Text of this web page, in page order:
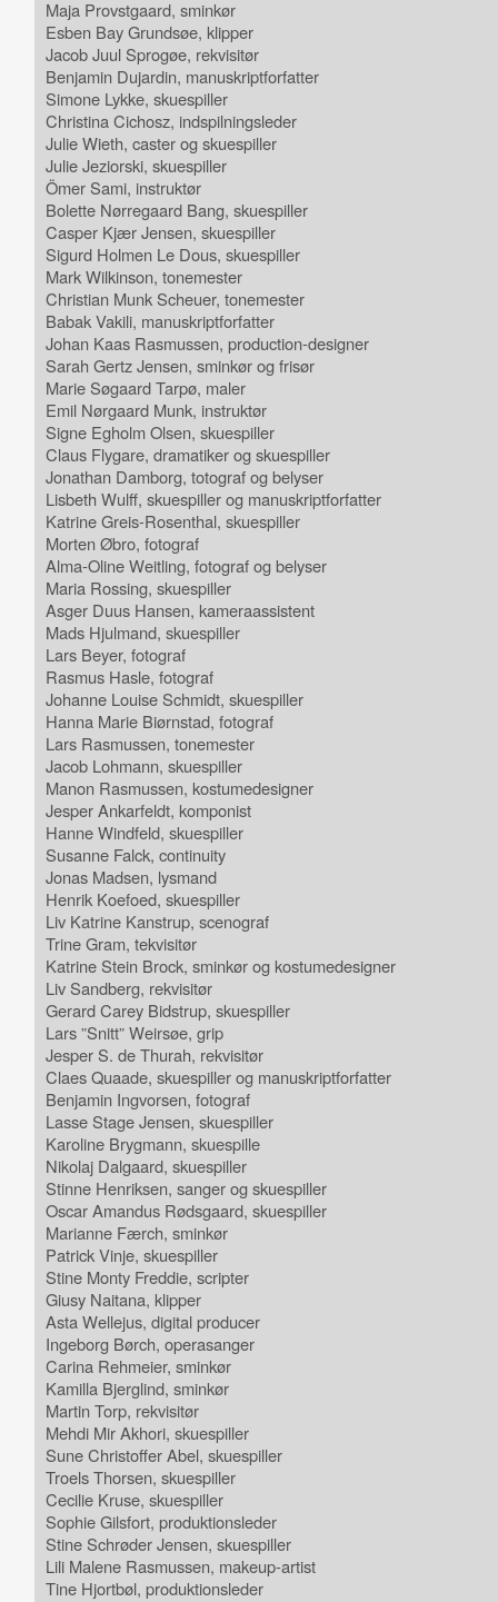
Maja Provstgaard, sminkør
Esben Bay Grundsøe, klipper
Jacob Juul Sprogøe, rekvisitør
Benjamin Dujardin, manuskriptforfatter
Simone Lykke, skuespiller
Christina Cichosz, indspilningsleder
Julie Wieth, caster og skuespiller
Julie Jeziorski, skuespiller
Ömer Sami, instruktør
Bolette Nørregaard Bang, skuespiller
Casper Kjær Jensen, skuespiller
Sigurd Holmen Le Dous, skuespiller
Mark Wilkinson, tonemester
Christian Munk Scheuer, tonemester
Babak Vakili, manuskriptforfatter
Johan Kaas Rasmussen, production-designer
Sarah Gertz Jensen, sminkør og frisør
Marie Søgaard Tarpø, maler
Emil Nørgaard Munk, instruktør
Signe Egholm Olsen, skuespiller
Claus Flygare, dramatiker og skuespiller
Jonathan Damborg, totograf og belyser
Lisbeth Wulff, skuespiller og manuskriptforfatter
Katrine Greis-Rosenthal, skuespiller
Morten Øbro, fotograf
Alma-Oline Weitling, fotograf og belyser
Maria Rossing, skuespiller
Asger Duus Hansen, kameraassistent
Mads Hjulmand, skuespiller
Lars Beyer, fotograf
Rasmus Hasle, fotograf
Johanne Louise Schmidt, skuespiller
Hanna Marie Biørnstad, fotograf
Lars Rasmussen, tonemester
Jacob Lohmann, skuespiller
Manon Rasmussen, kostumedesigner
Jesper Ankarfeldt, komponist
Hanne Windfeld, skuespiller
Susanne Falck, continuity
Jonas Madsen, lysmand
Henrik Koefoed, skuespiller
Liv Katrine Kanstrup, scenograf
Trine Gram, tekvisitør
Katrine Stein Brock, sminkør og kostumedesigner
Liv Sandberg, rekvisitør
Gerard Carey Bidstrup, skuespiller
Lars ”Snitt” Weirsøe, grip
Jesper S. de Thurah, rekvisitør
Claes Quaade, skuespiller og manuskriptforfatter
Benjamin Ingvorsen, fotograf
Lasse Stage Jensen, skuespiller
Karoline Brygmann, skuespille
Nikolaj Dalgaard, skuespiller
Stinne Henriksen, sanger og skuespiller
Oscar Amandus Rødsgaard, skuespiller
Marianne Færch, sminkør
Patrick Vinje, skuespiller
Stine Monty Freddie, scripter
Giusy Naitana, klipper
Asta Wellejus, digital producer
Ingeborg Børch, operasanger
Carina Rehmeier, sminkør
Kamilla Bjerglind, sminkør
Martin Torp, rekvisitør
Mehdi Mir Akhori, skuespiller
Sune Christoffer Abel, skuespiller
Troels Thorsen, skuespiller
Cecilie Kruse, skuespiller
Sophie Gilsfort, produktionsleder
Stine Schrøder Jensen, skuespiller
Lili Malene Rasmussen, makeup-artist
Tine Hjortbøl, produktionsleder